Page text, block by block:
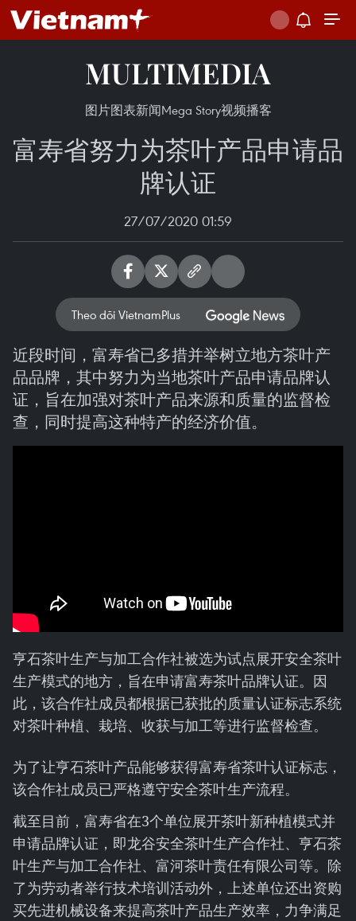
MULTIMEDIA
图片图表新闻Mega Story视频播客
富寿省努力为茶叶产品申请品
牌认证
27/07/2020 01:59
Theo dõi VietnamPlus
近段时间，富寿省已多措并举树立地方茶叶产
品品牌，其中努力为当地茶叶产品申请品牌认
证，旨在加强对茶叶产品来源和质量的监督检
查，同时提高这种特产的经济价值。
亨石茶叶生产与加工合作社被选为试点展开安全茶叶
生产模式的地方，旨在申请富寿茶叶品牌认证。因
此，该合作社成员都根据已获批的质量认证标志系统
对茶叶种植、栽培、收获与加工等进行监督检查。
为了让亨石茶叶产品能够获得富寿省茶叶认证标志，
该合作社成员已严格遵守安全茶叶生产流程。
截至目前，富寿省在3个单位展开茶叶新种植模式并
申请品牌认证，即龙谷安全茶叶生产合作社、亨石茶
叶生产与加工合作社、富河茶叶责任有限公司等。除
了为劳动者举行技术培训活动外，上述单位还出资购
买先进机械设备来提高茶叶产品生产效率，力争满足